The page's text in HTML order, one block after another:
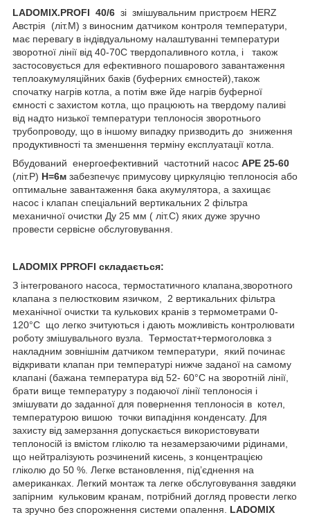
LADOMIX.PROFI 40/6 зі змішувальним пристроєм HERZ
Австрія (літ.М) з виносним датчиком контроля температури,
має перевагу в індівдуальному налаштуванні температури
зворотної лінії від 40-70С твердопаливного котла, і також
застосовується для ефективного пошарового завантаження
теплоакумуляційних баків (буферних ємностей),також
спочатку нагрів котла, а потім вже йде нагрів буферної
ємності с захистом котла, що працюють на твердому паливі
від надто низької температури теплоносія зворотнього
трубопроводу, що в іншому випадку призводить до зниження
продуктивності та зменшення терміну експлуатації котла.
Вбудований енергоефективний частотний насос APE 25-60
(літ.Р) H=6м забезпечує примусову циркуляцію теплоносія або
оптимальне завантаження бака акумулятора, а захищає
насос і клапан спеціальний вертикальних 2 фільтра
механичної очистки Ду 25 мм ( літ.С) яких дуже зручно
провести сервісне обслуговування.
LADOMIX PPROFI складається:
З інтегрованого насоса, термостатичного клапана,зворотного
клапана з пелюстковим язичком, 2 вертикальних фільтра
механічної очистки та кулькових кранів з термометрами 0-
120°C що легко зчитуються і дають можливість контролювати
роботу змішувального вузла. Термостат+термоголовка з
накладним зовнішнім датчиком температури, який починає
відкривати клапан при температурі нижче заданої на самому
клапані (бажана температура від 52- 60°C на зворотній лінії,
брати вище температуру з подаючої лінії теплоносія і
змішувати до заданної для повернення теплоносія в котел,
температурою вишою точки випадіння конденсату. Для
захисту від замерзання допускається використовувати
теплоносій із вмістом гліколю та незамерзаючими рідинами,
що нейтралізують розчинений кисень, з концентрацією
гліколю до 50 %. Легке встановлення, під’єднення на
американках. Легкий монтаж та легке обслуговування завдяки
запірним кульковим кранам, потрібний догляд провести легко
та зручно без спорожнення системи опалення. LADOMIX